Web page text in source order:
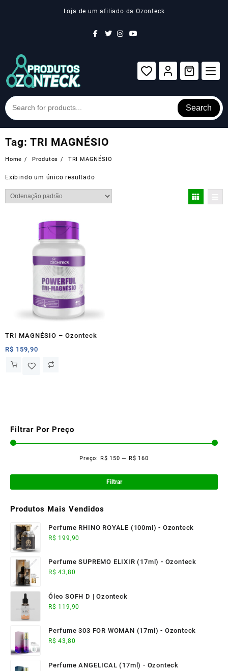
Loja de um afiliado da Ozonteck
Search
Tag: TRI MAGNÉSIO
Home Produtos TRI MAGNÉSIO
Exibindo um único resultado
TRI MAGNÉSIO – Ozonteck
R$ 159,90
Filtrar Por Preço
Filtrar
Preço: R$ 150 — R$ 160
Produtos Mais Vendidos
Perfume RHINO ROYALE (100ml) - Ozonteck
R$ 199,90
Perfume SUPREMO ELIXIR (17ml) - Ozonteck
R$ 43,80
Óleo SOFH D | Ozonteck
R$ 119,90
Perfume 303 FOR WOMAN (17ml) - Ozonteck
R$ 43,80
Perfume ANGELICAL (17ml) - Ozonteck